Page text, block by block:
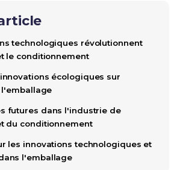
technologiques révolutionnent
le conditionnement
écologiques sur
futures dans l'industrie de
du conditionnement
les innovations technologiques et
l'emballage